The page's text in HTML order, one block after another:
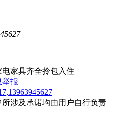
家具齐全拎包入住
报
涉及承诺均由用户自行负责